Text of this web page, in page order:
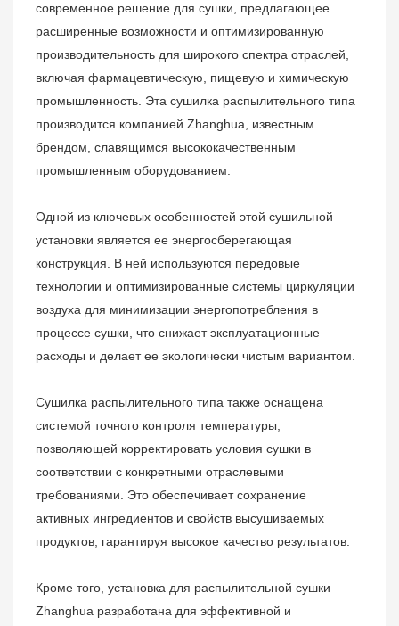
современное решение для сушки, предлагающее
расширенные возможности и оптимизированную
производительность для широкого спектра отраслей,
включая фармацевтическую, пищевую и химическую
промышленность. Эта сушилка распылительного типа
производится компанией Zhanghua, известным
брендом, славящимся высококачественным
промышленным оборудованием.
Одной из ключевых особенностей этой сушильной
установки является ее энергосберегающая
конструкция. В ней используются передовые
технологии и оптимизированные системы циркуляции
воздуха для минимизации энергопотребления в
процессе сушки, что снижает эксплуатационные
расходы и делает ее экологически чистым вариантом.
Сушилка распылительного типа также оснащена
системой точного контроля температуры,
позволяющей корректировать условия сушки в
соответствии с конкретными отраслевыми
требованиями. Это обеспечивает сохранение
активных ингредиентов и свойств высушиваемых
продуктов, гарантируя высокое качество результатов.
Кроме того, установка для распылительной сушки
Zhanghua разработана для эффективной и